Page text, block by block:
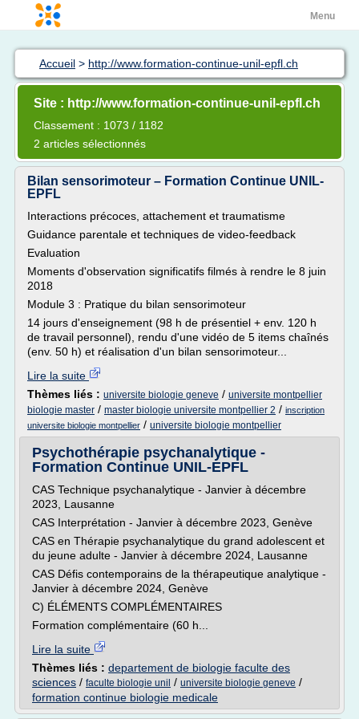
Menu
Accueil > http://www.formation-continue-unil-epfl.ch
Site : http://www.formation-continue-unil-epfl.ch
Classement : 1073 / 1182
2 articles sélectionnés
Bilan sensorimoteur – Formation Continue UNIL-
EPFL
Interactions précoces, attachement et traumatisme
Guidance parentale et techniques de video-feedback
Evaluation
Moments d'observation significatifs filmés à rendre le 8 juin
2018
Module 3 : Pratique du bilan sensorimoteur
14 jours d'enseignement (98 h de présentiel + env. 120 h
de travail personnel), rendu d'une vidéo de 5 items chaînés
(env. 50 h) et réalisation d'un bilan sensorimoteur...
Lire la suite
Thèmes liés : universite biologie geneve / universite montpellier
biologie master / master biologie universite montpellier 2 / inscription
universite biologie montpellier / universite biologie montpellier
Psychothérapie psychanalytique -
Formation Continue UNIL-EPFL
CAS Technique psychanalytique - Janvier à décembre
2023, Lausanne
CAS Interprétation - Janvier à décembre 2023, Genève
CAS en Thérapie psychanalytique du grand adolescent et
du jeune adulte - Janvier à décembre 2024, Lausanne
CAS Défis contemporains de la thérapeutique analytique -
Janvier à décembre 2024, Genève
C) ÉLÉMENTS COMPLÉMENTAIRES
Formation complémentaire (60 h...
Lire la suite
Thèmes liés : departement de biologie faculte des
sciences / faculte biologie unil / universite biologie geneve /
formation continue biologie medicale